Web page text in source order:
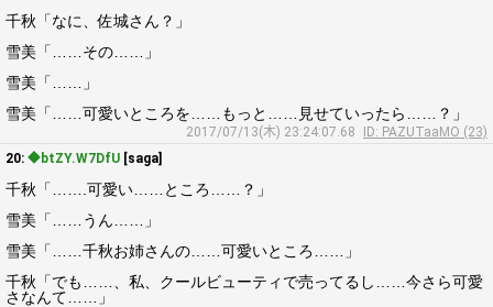
千秋「なに、佐城さん？」
雪美「……その……」
雪美「……」
雪美「……可愛いところを……もっと……見せていったら……？」
2017/07/13(木) 23:24:07.68
ID: PAZUTaaMO (23)
20: ◆btZY.W7DfU [saga]
千秋「…….可愛い……ところ……？」
雪美「……うん……」
雪美「……千秋お姉さんの……可愛いところ……」
千秋「でも……、私、クールビューティで売ってるし……今さら可愛
さなんて……」